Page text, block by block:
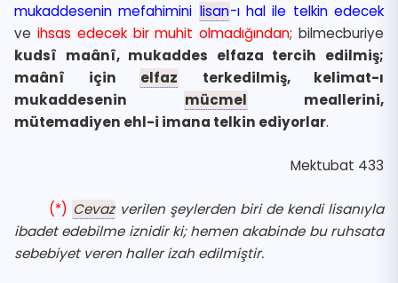
mukaddesenin mefahimini lisan-ı hal ile telkin edecek
ve ihsas edecek bir muhit olmadığından; bilmecburiye
kudsî maânî, mukaddes elfaza tercih edilmiş;
maânî için elfaz terkedilmiş, kelimat-ı
mukaddesenin
mücmel meallerini,
mütemadiyen ehl-i imana telkin ediyorlar.
Mektubat 433
(*) Cevazverilen şeylerden biri de kendi lisanıyla
ibadet edebilme iznidir ki; hemen akabinde bu ruhsata
sebebiyet veren haller izah edilmiştir.